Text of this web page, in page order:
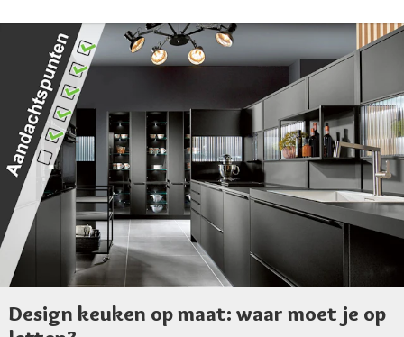
Design keuken op maat: waar moet je op